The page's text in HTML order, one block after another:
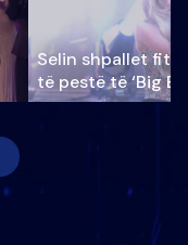
Selin shpallet
të pestë të ‘Big